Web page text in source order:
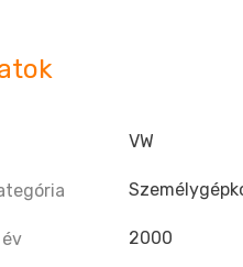
VW
2000